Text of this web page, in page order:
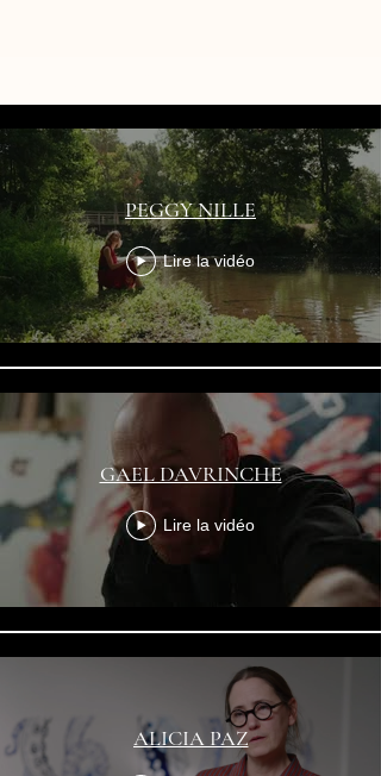
PEGGY NILLE
Lire la vidéo
GAEL DAVRINCHE
Lire la vidéo
ALICIA PAZ